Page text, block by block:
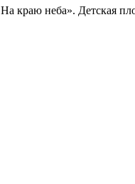
краю неба». Детская